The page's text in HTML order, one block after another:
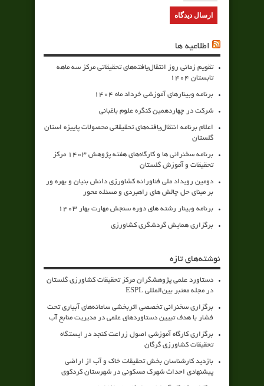
اطلاعیه ها
تقویم زمانی روز انتقال‌یافته‌های تحقیقاتی مرکز سه ماهه
تابستان 1404
برنامه وبینارهای آموزشی خرداد ماه 1404
شرکت در چهاردهمین کنگره علوم باغبانی
اعلام برنامه انتقال‌یافته‌های تحقیقاتی محصولات پاییزه استان
گلستان
برنامه سخنرانی ها و کارگاه‌های هفته پژوهش 1403 مرکز
تحقیقات و آموزش گلستان
دومین رویداد ملی فناورانه کشاورزی دانش بنیان و بهره ور
بر مبنای حل چالش های راهبردی و مسئله محور
برنامه وبینار رشته های دوره سنجش مهارت بهار 1403
برگزاری همایش گردشگری کشاورزی
نوشته‌های تازه
دستاورد علمی پژوهشگران مرکز تحقیقات کشاورزی گلستان
در مجله معتبر بین‌المللی ESPL
برگزاری سخنرانی تخصصی اثربخشی سامانه‌های آبیاری تحت
فشار با هدف تبیین دستاوردهای علمی در مدیریت منابع آب
برگزاری کارگاه آموزشی اصول زراعت کنجد در ایستگاه
تحقیقات کشاورزی گرگان
بازدید کارشناسان بخش تحقیقات خاک و آب از اراضی
پیشنهادی احداث شهرک مسکونی در شهرستان کردکوی